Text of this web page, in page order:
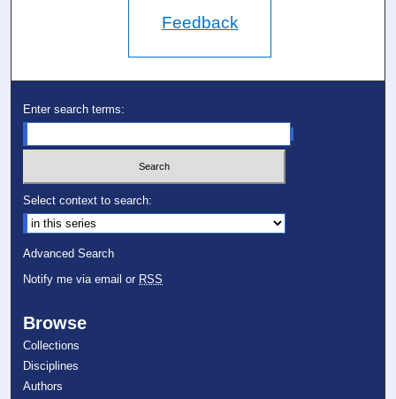
Feedback
Enter search terms:
Select context to search:
Advanced Search
Notify me via email or RSS
Browse
Collections
Disciplines
Authors